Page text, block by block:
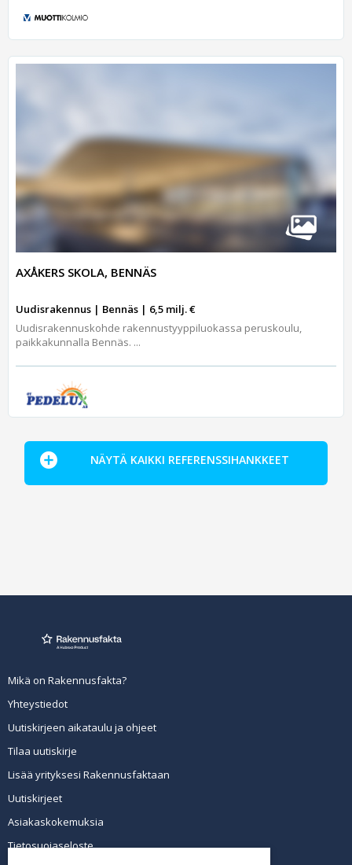
AXÅKERS SKOLA, BENNÄS
Uudisrakennus | Bennäs | 6,5 milj. €
Uudisrakennuskohde rakennustyyppiluokassa peruskoulu,
paikkakunnalla Bennäs. ...
NÄYTÄ KAIKKI REFERENSSIHANKKEET
Mikä on Rakennusfakta?
Yhteystiedot
Uutiskirjeen aikataulu ja ohjeet
Tilaa uutiskirje
Lisää yrityksesi Rakennusfaktaan
Uutiskirjeet
Asiakaskokemuksia
Tietosuojaseloste